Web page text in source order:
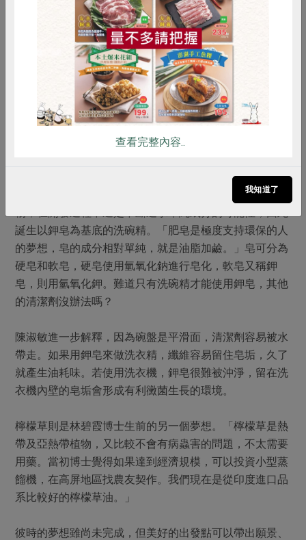
棕櫚油系[備註1]為主的植物界面活性劑。「植物界面活性
劑的清潔效能未必比較差，不過價格波動大，像椰子油、
棕櫚油這兩年的價錢高漲不少。」
追求單純成分的夢想
除了界面活性劑，檸檬草油所含的檸檬醛和橘子油含的檸
檬烯，也是有效的去汙成分。另外，為了解決硬水不利清
潔效果的困擾，綠宣的洗衣精使用礦物性的水玻璃和檸檬
即使綠宣盡量使用友善環境的原料，也避免不必要的添加
誕生以鉀皂為基底的洗碗精。「肥皂是極度支持環保的人
的夢想，皂的成分相對單純，就是油脂加鹼。」皂可分為
硬皂和軟皂，硬皂使用氫氧化鈉進行皂化，軟皂又稱鉀
皂，則用氫氧化鉀。難道只有洗碗精才能使用鉀皂，其他
的清潔劑沒辦法嗎？
陳淑敏進一步解釋，因為碗盤是平滑面，清潔劑容易被水
帶走。如果用鉀皂來做洗衣精，纖維容易留住皂垢，久了
就產生油耗味。若使用洗衣機，鉀皂很難被沖淨，留在洗
衣機內壁的皂垢會形成有利黴菌生長的環境。
檸檬草則是林碧霞博士生前的另一個夢想。「檸檬草是熱
帶及亞熱帶植物，又比較不會有病蟲害的問題，不太需要
用藥。當初博士覺得如果達到經濟規模，可以投資小型蒸
餾機，在高屏地區找農友契作。我們現在是從印度進口品
系比較好的檸檬草油。」
彼時的夢想雖尚未完成，但美好的出發點可以帶出願景、
RPET 食譜 減硝酸鹽
雞蛋 食安 共同購買
查看完整內容..
我知道了